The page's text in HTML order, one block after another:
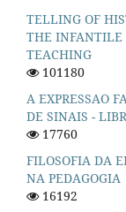
TELLING OF
THE INFANTILE
TEACHING
101180
A EXPRESSAO
DE SINAIS -
17760
FILOSOFIA DA
NA PEDAGOGIA
16192